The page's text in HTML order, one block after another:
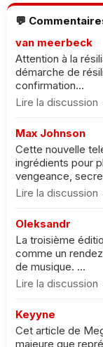
💬
van meerbeck
Attention à la
démarche de
confirmation...
Lire la discussion
Max Johnson
Cette nouvelle
ingrédients pour
vengeance,
Lire la discussion
Oleksandr
La troisième
comme un
de musique. ...
Lire la discussion
Keyyne
Cet article de
majeure que